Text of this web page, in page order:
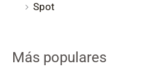
Spot
Más populares